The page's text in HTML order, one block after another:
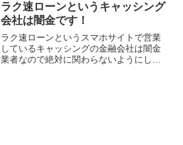
ラク速ローンというキャッシング
会社は闇金です！
ラク速ローンというスマホサイトで営業
しているキャッシングの金融会社は闇金
業者なので絶対に関わらないようにして